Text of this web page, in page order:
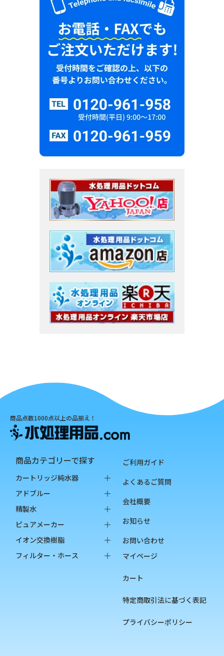
商品点数1000点以上の品揃え！
商品カテゴリーで探す
カートリッジ純水器
純水器本体
オプション品
消耗品
アドブルー
バッグインボックス
ペットボトル
精製水
バッグインボックス
ペットボトル
オプション品
ピュアメーカー
本体
カートリッジ
イオン交換樹脂
純水用イオン交換樹脂
フィルター・ホース
ご利用ガイド
よくあるご質問
会社概要
お知らせ
お問い合わせ
マイページ
カート
特定商取引法に基づく表記
プライバシーポリシー